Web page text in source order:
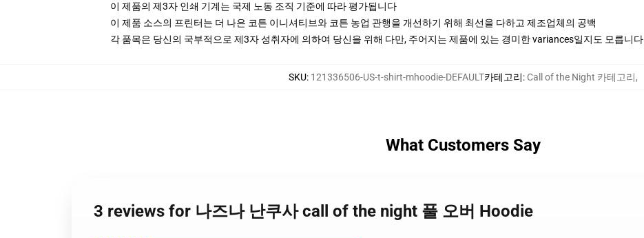
이 제품의 제3자 인쇄 기계는 국제 노동 조직 기준에 따라 평가됩니다
이 제품 소스의 프린터는 더 나은 코튼 이니셔티브와 코튼 농업 관행을 개선하기 위해 최선을 다하고 제조업체의 공백
각 품목은 당신의 국부적으로 제3자 성취자에 의하여 당신을 위해 다만, 주어지는 제품에 있는 경미한 variances일지도 모릅니다
SKU: 121336506-US-t-shirt-mhoodie-DEFAULT카테고리: Call of the Night 카테고리,
What Customers Say
3 reviews for 나즈나 난쿠사 call of the night 풀 오버 Hoodie